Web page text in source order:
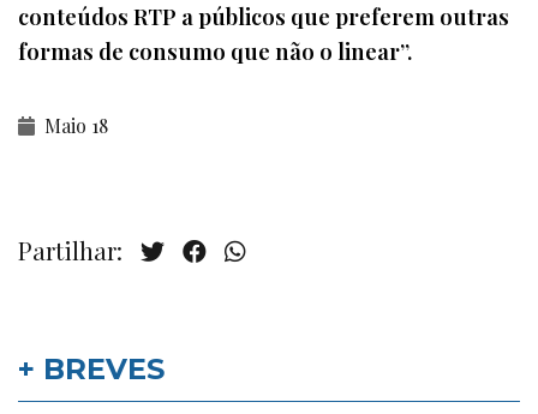
conteúdos RTP a públicos que preferem outras
formas de consumo que não o linear”.
Maio 18
Partilhar:
+ BREVES